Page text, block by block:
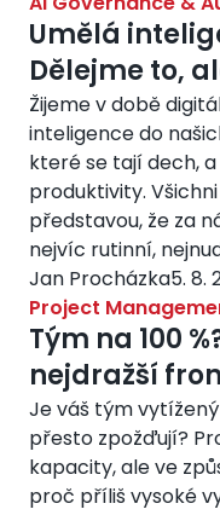
Umělá
Dělejme to,
Žijeme v době
inteligence do
které se tají dech,
produktivity.
představou, že za
nejvíc rutinní,
Jan Procházka5. 8.
Project
Tým na 100
nejdražší
Je váš tým vytížený
přesto zpožďují?
kapacity, ale ve
proč příliš vysoké